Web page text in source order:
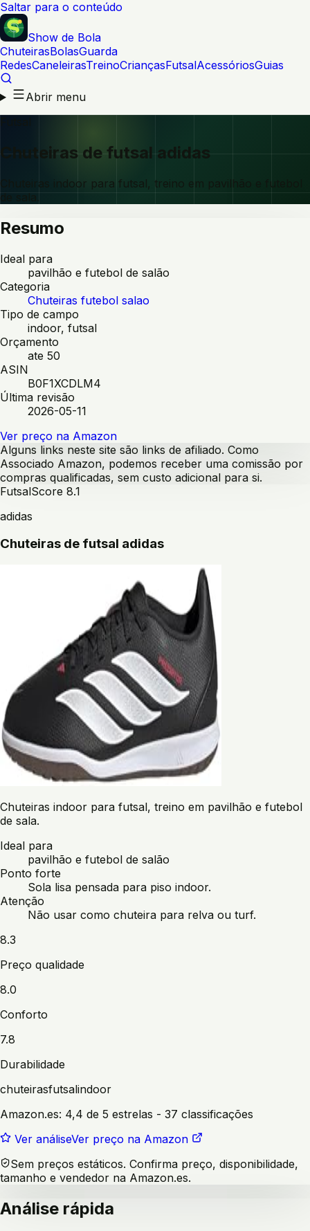
Saltar para o conteúdo
Show de Bola
ChuteirasBolasGuarda
RedesCaneleirasTreinoCriançasFutsalAcessóriosGuias
Abrir menu
Chuteiras de futsal adidas
Chuteiras indoor para futsal, treino em pavilhão e futebol
de sala.
Resumo
Ideal para
pavilhão e futebol de salão
Categoria
Chuteiras futebol salao
Tipo de campo
indoor, futsal
Orçamento
ate 50
ASIN
B0F1XCDLM4
Última revisão
2026-05-11
Ver preço na Amazon
Alguns links neste site são links de afiliado. Como
Associado Amazon, podemos receber uma comissão por
compras qualificadas, sem custo adicional para si.
FutsalScore 8.1
adidas
Chuteiras de futsal adidas
Chuteiras indoor para futsal, treino em pavilhão e futebol
de sala.
Ideal para
pavilhão e futebol de salão
Ponto forte
Sola lisa pensada para piso indoor.
Atenção
Não usar como chuteira para relva ou turf.
8.3
Preço qualidade
8.0
Conforto
7.8
Durabilidade
chuteirasfutsalindoor
Amazon.es: 4,4 de 5 estrelas - 37 classificações
Ver análiseVer preço na Amazon
Sem preços estáticos. Confirma preço, disponibilidade,
tamanho e vendedor na Amazon.es.
Análise rápida